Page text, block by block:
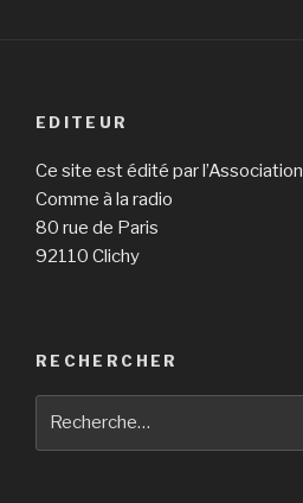
EDITEUR
Ce site est édité par l’Association
Comme à la radio
80 rue de Paris
92110 Clichy
RECHERCHER